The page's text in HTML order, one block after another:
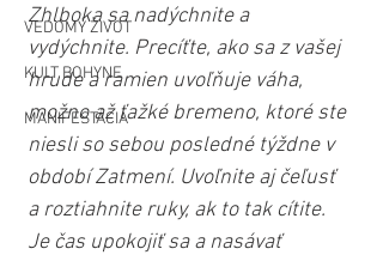
VEDOMÝ ŽIVOT
KULT BOHYNE
MANIFESTÁCIA
Zhlboka sa nadýchnite a
vydýchnite. Precíťte, ako sa z vašej
hrude a ramien uvoľňuje váha,
možno až ťažké bremeno, ktoré ste
niesli so sebou posledné týždne v
období Zatmení. Uvoľnite aj čeľusť
a roztiahnite ruky, ak to tak cítite.
Je čas upokojiť sa a nasávať